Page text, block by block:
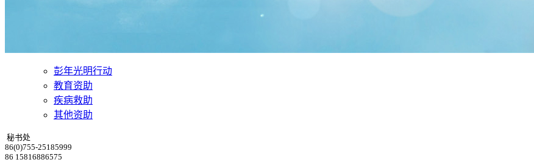
彭年光明行动
教育资助
疾病救助
其他资助
秘书处
86(0)755-25185999
86 15816886575